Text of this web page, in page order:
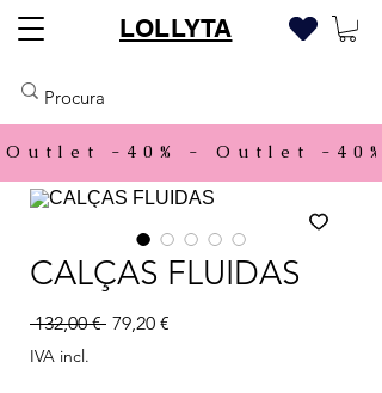
LOLLYTA
Outlet -40% -
CALÇAS FLUIDAS
132,00 € Preço normal
79,20 €
IVA incl.